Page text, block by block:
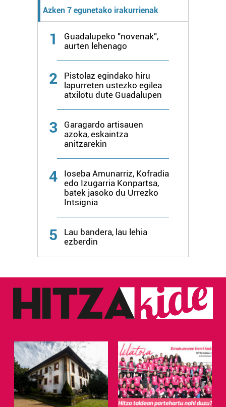
Azken 7 egunetako irakurrienak
1
Guadalupeko "novenak",
aurten lehenago
2
Pistolaz egindako hiru
lapurreten ustezko egilea
atxilotu dute Guadalupen
3
Garagardo artisauen
azoka, eskaintza
anitzarekin
4
Ioseba Amunarriz, Kofradia
edo Izugarria Konpartsa,
batek jasoko du Urrezko
Intsignia
5
Lau bandera, lau lehia
ezberdin